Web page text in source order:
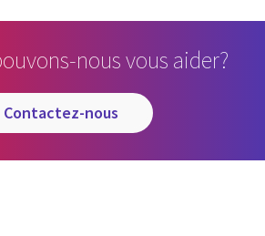
nous vous aider?
contactez-nous